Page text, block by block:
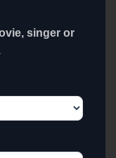
singer or